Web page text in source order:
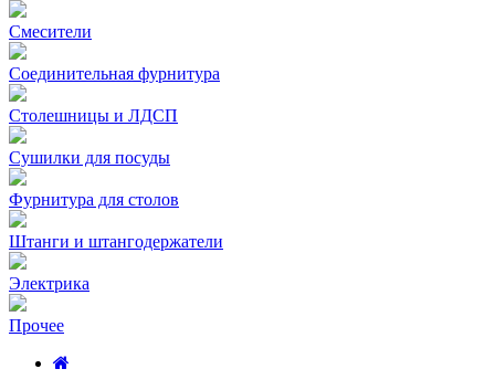
Смесители
Соединительная фурнитура
Столешницы и ЛДСП
Сушилки для посуды
Фурнитура для столов
Штанги и штангодержатели
Электрика
Прочее